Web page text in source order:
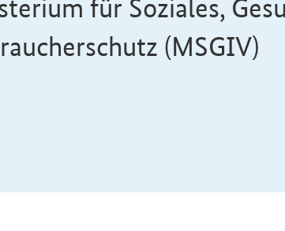
für Soziales,
(MSGIV)